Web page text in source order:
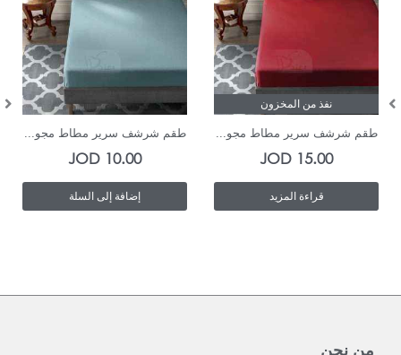
نفذ من المخزون
طقم شرشف سرير مطاط مجو...
15.00
JOD
قراءة المزيد
In Stock
طقم شرشف سرير مطاط مجو...
10.00
JOD
إضافة إلى السلة
من نحن